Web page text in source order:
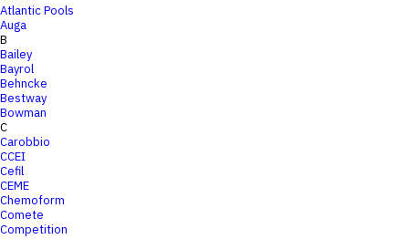
Atlantic Pools
Auga
B
Bailey
Bayrol
Behncke
Bestway
Bowman
C
Carobbio
CCEI
Cefil
CEME
Chemoform
Comete
Competition